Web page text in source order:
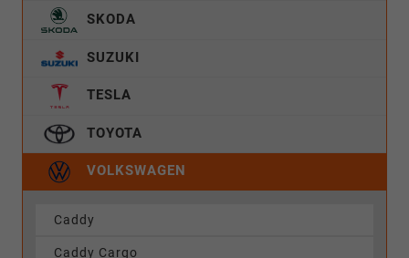
SKODA
SUZUKI
TESLA
TOYOTA
VOLKSWAGEN
Caddy
Caddy Cargo